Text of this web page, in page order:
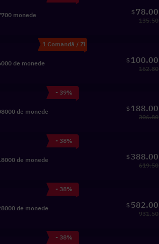
monede $ 78.00
135.50
1 Comandă / Zi
de monede $ 100.00
162.80
- 39%
de monede $ 188.00
306.80
- 38%
de monede $ 388.00
619.50
- 38%
de monede $ 582.00
931.50
- 38%